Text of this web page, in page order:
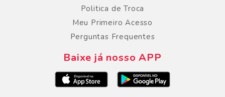
Politica de Troca
Meu Primeiro Acesso
Perguntas Frequentes
Baixe já nosso APP